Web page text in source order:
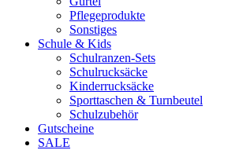
Pflegeprodukte
Sonstiges
Schule & Kids
Schulranzen-Sets
Schulrucksäcke
Kinderrucksäcke
Sporttaschen & Turnbeutel
Schulzubehör
Gutscheine
SALE